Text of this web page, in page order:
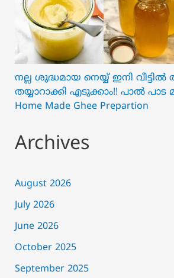
നല്ല ശുദ്ധമായ നെയ്യ് ഇനി വീട്ടിൽ
തയ്യാറാക്കി എടുക്കാം!! പാൽ പാട
Home Made Ghee Prepartion
Archives
August 2026
July 2026
June 2026
October 2025
September 2025